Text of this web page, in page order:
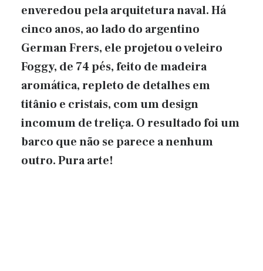
enveredou pela arquitetura naval. Há
cinco anos, ao lado do argentino
German Frers, ele projetou o veleiro
Foggy, de 74 pés, feito de madeira
aromática, repleto de detalhes em
titânio e cristais, com um design
incomum de treliça. O resultado foi um
barco que não se parece a nenhum
outro. Pura arte!